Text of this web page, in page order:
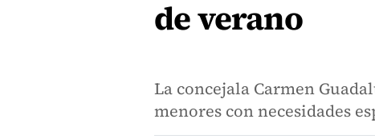
de verano
La concejala Carmen
menores con necesidades